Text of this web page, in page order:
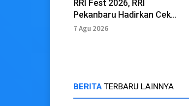
RRI Fest 2026, RRI
Pekanbaru Hadirkan Cek
Kesehatan Gratis
7 Agu 2026
BERITA TERBARU LAINNYA